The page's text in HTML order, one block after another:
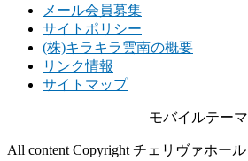
メール会員募集
サイトポリシー
(株)キラキラ雲南の概要
リンク情報
サイトマップ
モバイルテーマ
All content Copyright チェリヴァホール